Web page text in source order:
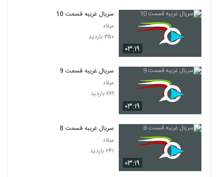
۰۳:۱۹
سریال غریبه قسمت 10
میلاد
۳۵۰ بازدید
۰۳:۱۹
سریال غریبه قسمت 9
میلاد
۲۸۹ بازدید
۰۳:۱۹
سریال غریبه قسمت 8
میلاد
۲۴۱ بازدید